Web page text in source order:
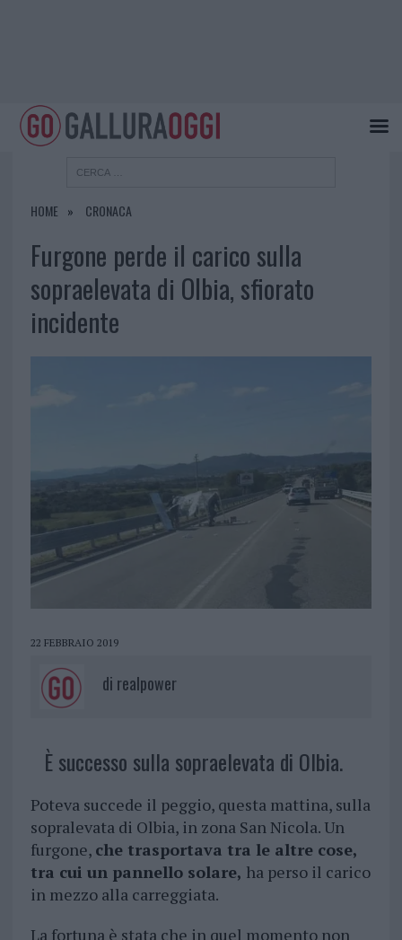
HOME CRONACA
Furgone perde il carico sulla
sopraelevata di Olbia, sfiorato
incidente
22 FEBBRAIO 2019
di realpower
È successo sulla sopraelevata di Olbia.
Poteva succede il peggio, questa mattina, sulla
sopralevata di Olbia, in zona San Nicola. Un
furgone, che trasportava tra le altre cose,
tra cui un pannello solare, ha perso il carico
in mezzo alla carreggiata.
La fortuna è stata che in quel momento non